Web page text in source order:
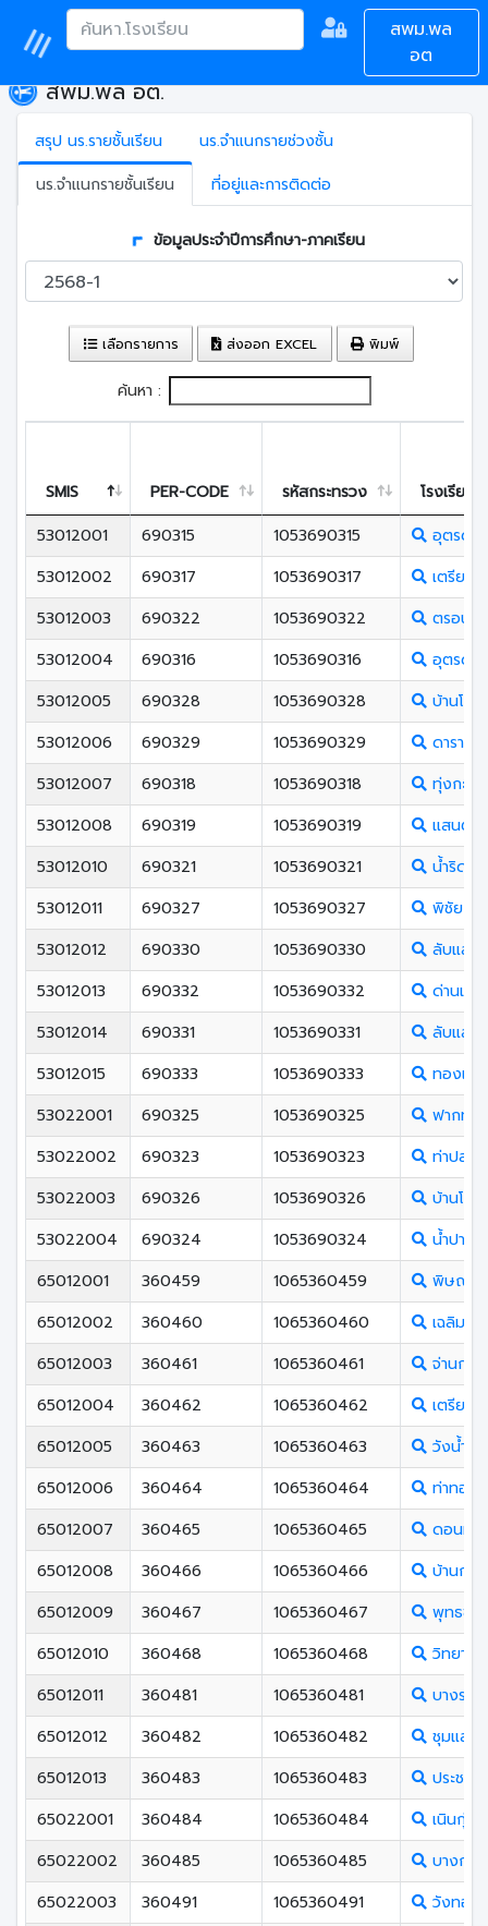
สพม.พล
อต
สพม.พล อต.
สรุป นร.รายชั้นเรียน
นร.จำแนกรายช่วงชั้น
นร.จำแนกรายชั้นเรียน
ที่อยู่และการติดต่อ
ข้อมูลประจำปีการศึกษา-ภาคเรียน
เลือกรายการ ส่งออก EXCEL พิมพ์
ค้นหา :
SMIS PER-CODE รหัสกระทรวง
โรงเรียน
53012001
690315 1053690315
อุตรดิต
53012002
690317 1053690317
เตรียม
53012003
690322 1053690322
ตรอนต
53012004
690316 1053690316
อุตรดิ
53012005
690328 1053690328
บ้านโค
53012006
690329 1053690329
ดาราพิ
53012007
690318 1053690318
ทุ่งกะโล่
53012008
690319 1053690319
แสนตอ
53012010
690321 1053690321
น้ำริดวิ
53012011
690327 1053690327
พิชัย
53012012
690330 1053690330
ลับแลศ
53012013
690332 1053690332
ด่านแม่
53012014
690331 1053690331
ลับแลพิ
53012015
690333 1053690333
ทองแส
53022001
690325 1053690325
ฟากท่า
53022002
690323 1053690323
ท่าปลาป
53022003
690326 1053690326
บ้านโค
53022004
690324 1053690324
น้ำปาด
65012001
360459 1065360459
พิษณุโล
65012002
360460 1065360460
เฉลิมข
65012003
360461 1065360461
จ่านกร้
65012004
360462 1065360462
เตรียม
65012005
360463 1065360463
วังน้ำคู้
65012006
360464 1065360464
ท่าทอง
65012007
360465 1065360465
ดอนทอ
65012008
360466 1065360466
บ้านกร่
65012009
360467 1065360467
พุทธชิน
65012010
360468 1065360468
วิทยาศ
65012011
360481 1065360481
บางระ
65012012
360482 1065360482
ชุมแสง
65012013
360483 1065360483
ประชาส
65022001
360484 1065360484
เนินกุ่ม
65022002
360485 1065360485
บางกร
65022003
360491 1065360491
วังทอง